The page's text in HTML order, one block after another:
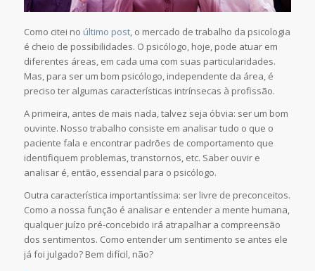
Como citei no último post, o mercado de trabalho da psicologia
é cheio de possibilidades. O psicólogo, hoje, pode atuar em
diferentes áreas, em cada uma com suas particularidades.
Mas, para ser um bom psicólogo, independente da área, é
preciso ter algumas características intrínsecas à profissão.
A primeira, antes de mais nada, talvez seja óbvia: ser um bom
ouvinte. Nosso trabalho consiste em analisar tudo o que o
paciente fala e encontrar padrões de comportamento que
identifiquem problemas, transtornos, etc. Saber ouvir e
analisar é, então, essencial para o psicólogo.
Outra característica importantíssima: ser livre de preconceitos.
Como a nossa função é analisar e entender a mente humana,
qualquer juízo pré-concebido irá atrapalhar a compreensão
dos sentimentos. Como entender um sentimento se antes ele
já foi julgado? Bem difícil, não?